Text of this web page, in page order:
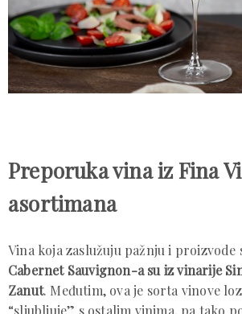
Preporuka vina iz Fina
asortimana
Vina koja zaslužuju pažnju i proizvode
Cabernet Sauvignon-a su iz vinarije
Zanut. Međutim, ova je sorta vinove
“sljubljuje” s ostalim vinima, pa tako